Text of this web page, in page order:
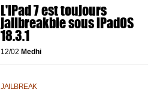
L'iPad 7 est toujours
jailbreakble sous iPadOS
18.3.1
12/02 Medhi
JAILBREAK